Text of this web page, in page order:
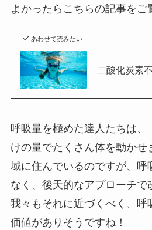
よかったらこちらの記事をご
あわせて読みたい
二酸化炭素
呼吸量を極めた達人たちは、
けの量でたくさん体を動かせ
域に住んでいるのですが、呼
なく、後天的なアプローチで
我々もそれに近づくべく、呼
価値がありそうですね！